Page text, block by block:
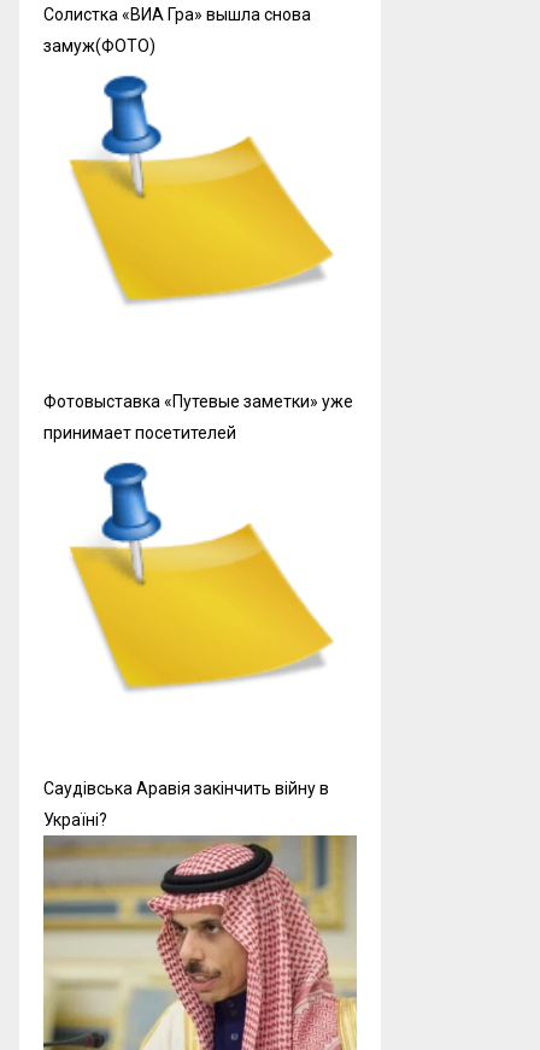
Солистка «ВИА Гра» вышла снова
замуж(ФОТО)
Фотовыставка «Путевые заметки» уже
принимает посетителей
Саудівська Аравія закінчить війну в
Україні?